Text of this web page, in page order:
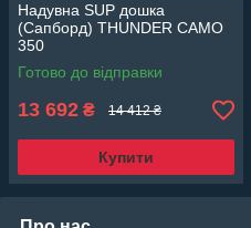
Надувна SUP дошка
(Сапборд) THUNDER CAMO
350
Готово до відправки
13 692 ₴ 14 412 ₴
Купити